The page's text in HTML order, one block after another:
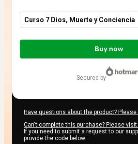
Curso 7 Dios, Muerte y Conciencia
Total
$99.00
Buy now
secured by
Have questions about the product?
Can't complete this purchase? Please visit
If you need to submit a request to our
provide the code below: